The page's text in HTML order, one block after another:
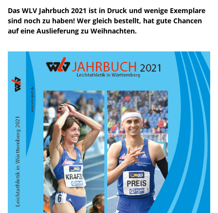
Das WLV Jahrbuch 2021 ist in Druck und wenige Exemplare
sind noch zu haben! Wer gleich bestellt, hat gute Chancen
auf eine Auslieferung zu Weihnachten.